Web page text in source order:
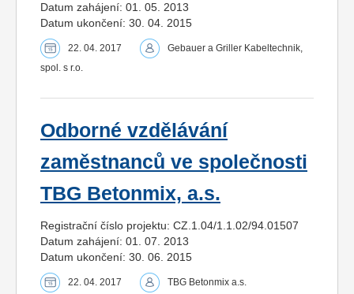
Datum zahájení: 01. 05. 2013
Datum ukončení: 30. 04. 2015
22. 04. 2017
Gebauer a Griller Kabeltechnik,
spol. s r.o.
Odborné vzdělávání
zaměstnanců ve společnosti
TBG Betonmix, a.s.
Registrační číslo projektu: CZ.1.04/1.1.02/94.01507
Datum zahájení: 01. 07. 2013
Datum ukončení: 30. 06. 2015
22. 04. 2017 TBG Betonmix a.s.